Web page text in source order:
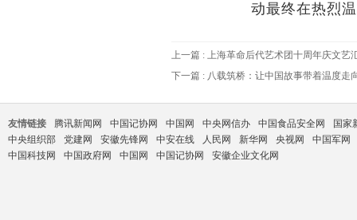
动最终在热烈
上一篇 : 上海革命后代艺术团十周年庆文艺
下一篇 : 八载筑桥：让中国故事带着温度走
友情链接 腾讯新闻网 中国记协网 中国网 中央网信办 中国食品安全网
国家
中央组织部
党建网 安徽先锋网 中安在线 人民网 新华网 央视网
中国军网
中国科技网
中国政府网 中国网 中国记协网 安徽企业文化网